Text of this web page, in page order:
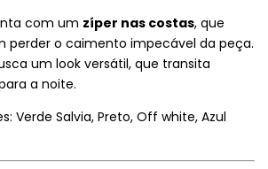
com um zíper nas costas, que
perder o caimento impecável da peça.
um look versátil, que transita
a noite.
Verde Salvia, Preto, Off white, Azul